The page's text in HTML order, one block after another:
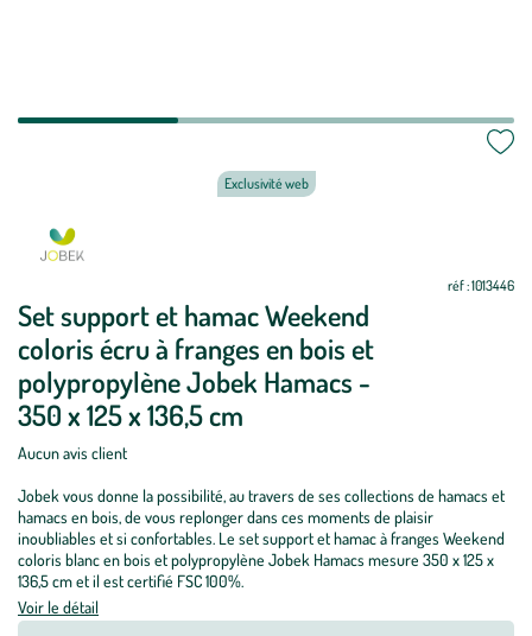
Exclusivité web
Set support et hamac Weekend
coloris écru à franges en bois et
polypropylène Jobek Hamacs -
350 x 125 x 136,5 cm
réf : 1013446
Aucun avis client
Jobek vous donne la possibilité, au travers de ses collections de hamacs et
hamacs en bois, de vous replonger dans ces moments de plaisir
inoubliables et si confortables. Le set support et hamac à franges Weekend
coloris blanc en bois et polypropylène Jobek Hamacs mesure 350 x 125 x
136,5 cm et il est certifié FSC 100%.
Voir le détail